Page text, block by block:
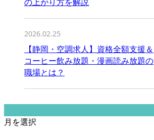
2026.02.25
【静岡・空調求人】資格全額支援＆
コーヒー飲み放題・漫画読み放題の
職場とは？
月を選択